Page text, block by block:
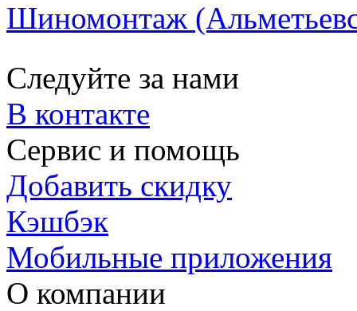
Шиномонтаж
Следуйте за нами
В контакте
Сервис и помощь
Добавить скидку
Кэшбэк
Мобильные приложения
О компании